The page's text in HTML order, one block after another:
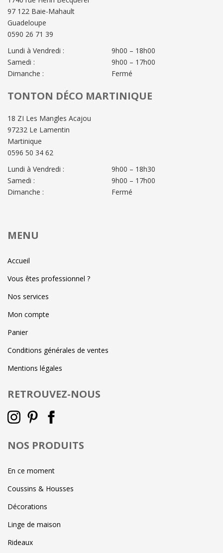
97 122 Baie-Mahault
Guadeloupe
0590 26 71 39
Lundi à Vendredi :
Samedi :
Dimanche :
9h00 – 18h00
9h00 – 17h00
Fermé
TONTON DÉCO MARTINIQUE
18 ZI Les Mangles Acajou
97232 Le Lamentin
Martinique
0596 50 34 62
Lundi à Vendredi :
Samedi :
Dimanche :
9h00 – 18h30
9h00 – 17h00
Fermé
MENU
Accueil
Vous êtes professionnel ?
Nos services
Mon compte
Panier
Conditions générales de ventes
Mentions légales
RETROUVEZ-NOUS
NOS PRODUITS
En ce moment
Coussins & Housses
Décorations
Linge de maison
Rideaux